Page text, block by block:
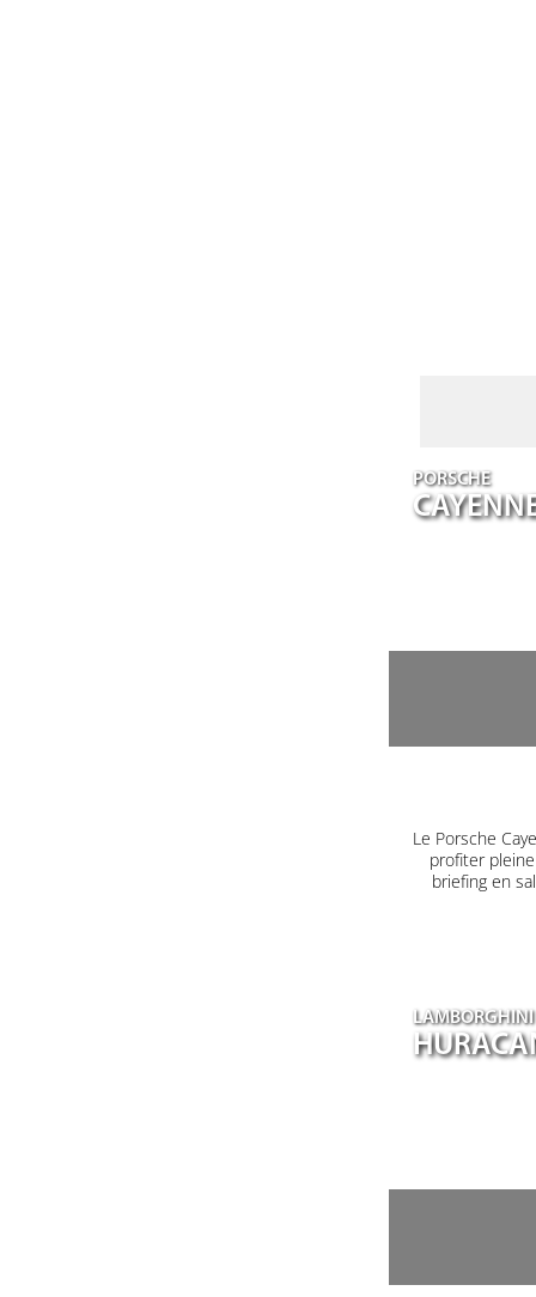
PORSCHE
Le Porsche
profiter
briefing en
LAMBORGHINI